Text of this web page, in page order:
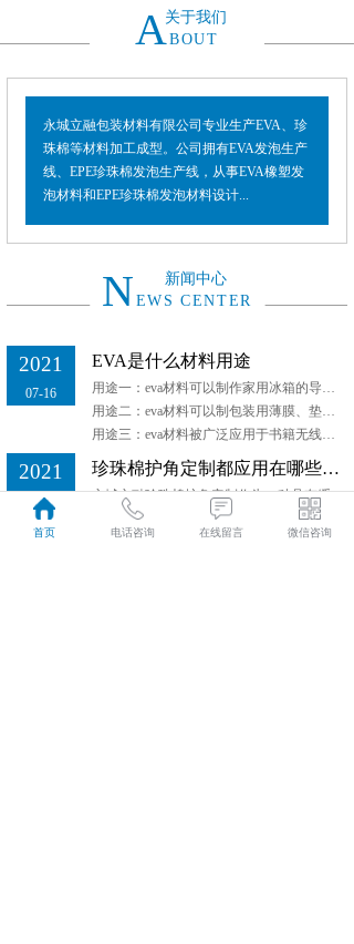
关于我们
ABOUT
永城立融包装材料有限公司专业生产EVA、珍
珠棉等材料加工成型。公司拥有EVA发泡生产
线、EPE珍珠棉发泡生产线，从事EVA橡塑发
泡材料和EPE珍珠棉发泡材料设计...
新闻中心
N EWS CENTER
2021
07-16
EVA是什么材料用途
用途一：eva材料可以制作家用冰箱的导管、煤气管、土建建筑板材、容器等家居用品和日用品。
用途二：eva材料可以制包装用薄膜、垫片、医用器材，还可用作热熔胶粘剂、电缆绝缘层等。
用途三：eva材料被广泛应用于书籍无线装订、数码产品外壳结构件、家具封边、汽车和家用电器的装配、制鞋、地毯涂层和金属的防腐涂层上。
2021
07-16
珍珠棉护角定制都应用在哪些领域
永城立融珍珠棉护角定制作为一种具有缓冲、吸震抗震能力强的新型环保包装材料，柔韧、质轻，富有弹性，能吸收、分散撞击力，达到缓冲效果。
2021 EVA的用途介绍
首页 电话咨询 在线留言 微信咨询